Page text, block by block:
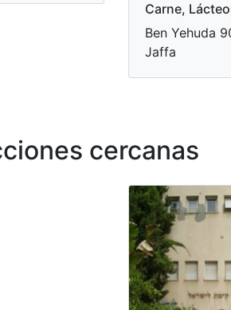
Carne,
Ben Yehuda
Jaffa
cercanas